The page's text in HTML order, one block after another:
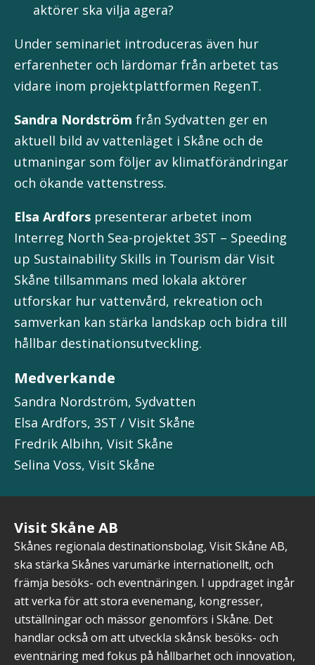
aktörer ska vilja agera?
Under seminariet introduceras även hur
erfarenheter och lärdomar från arbetet tas
vidare inom projektplattformen RegenT.
Sandra Nordström från Sydvatten ger en
aktuell bild av vattenläget i Skåne och de
utmaningar som följer av klimatförändringar
och ökande vattenstress.
Elsa Ardfors presenterar arbetet inom
Interreg North Sea-projektet 3ST – Speeding
up Sustainability Skills in Tourism där Visit
Skåne tillsammans med lokala aktörer
utforskar hur vattenvård, rekreation och
samverkan kan stärka landskap och bidra till
hållbar destinationsutveckling.
Medverkande
Sandra Nordström, Sydvatten
Elsa Ardfors, 3ST / Visit Skåne
Fredrik Albihn, Visit Skåne
Selina Voss, Visit Skåne
Visit Skåne AB
Skånes regionala destinationsbolag, Visit Skåne AB,
ska stärka Skånes varumärke internationellt, och
främja besöks- och eventnäringen. I uppdraget ingår
att verka för att stora evenemang, kongresser,
utställningar och mässor genomförs i Skåne. Det
handlar också om att utveckla skånsk besöks- och
eventnäring med fokus på hållbarhet och innovation,